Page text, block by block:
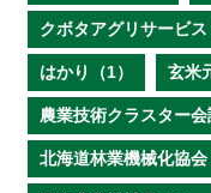
クボタアグリサービス
はかり（1） 玄米
農業技術クラスター会
北海道林業機械化協会